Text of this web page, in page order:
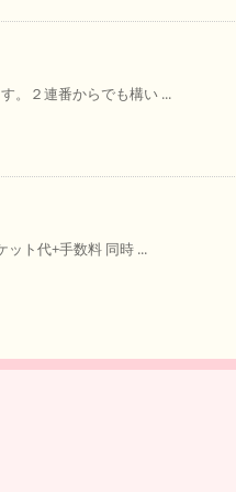
。２連番からでも構い ...
ット代+手数料 同時 ...